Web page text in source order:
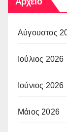
Αύγουστος
Ιούλιος 2026
Ιούνιος 2026
Μάιος 2026